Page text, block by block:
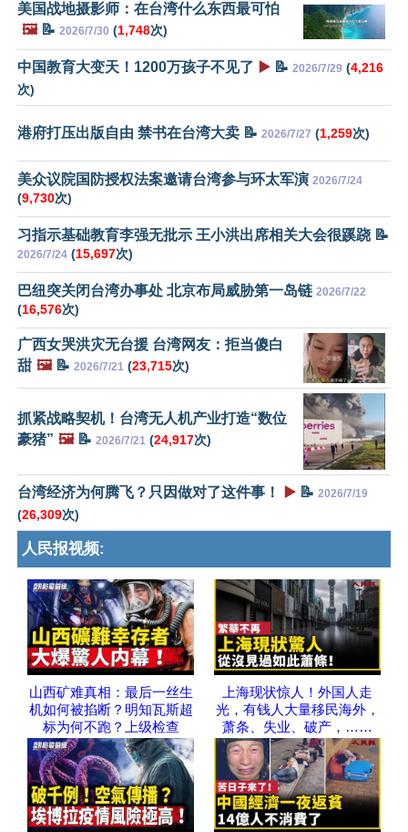
美国战地摄影师：在台湾什么东西最可怕
🖼️📝 2026/7/30 (1,748次)
中国教育大变天！1200万孩子不见了 ▶️ 📝 2026/7/29 (4,216
次)
港府打压出版自由 禁书在台湾大卖 📝 2026/7/27 (1,259次)
美众议院国防授权法案邀请台湾参与环太军演 2026/7/24
(9,730次)
习指示基础教育李强无批示 王小洪出席相关大会很蹊跷 📝
2026/7/24 (15,697次)
巴纽突关闭台湾办事处 北京布局威胁第一岛链 2026/7/22
(16,576次)
广西女哭洪灾无台援 台湾网友：拒当傻白
甜 🖼️📝 2026/7/21 (23,715次)
抓紧战略契机！台湾无人机产业打造“数位
豪猪” 🖼️📝 2026/7/21 (24,917次)
台湾经济为何腾飞？只因做对了这件事！ ▶️ 📝 2026/7/19
(26,309次)
人民报视频:
山西矿难真相：最后一丝生
机如何被掐断？明知瓦斯超
标为何不跑？上级检查
上海现状惊人！外国人走
光，有钱人大量移民海外，
萧条、失业、破产，……